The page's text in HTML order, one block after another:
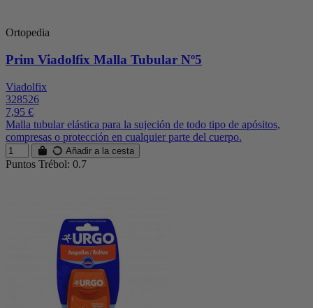
Ortopedia
Prim Viadolfix Malla Tubular Nº5
Viadolfix
328526
7,95 €
Malla tubular elástica para la sujeción de todo tipo de apósitos,
compresas o protección en cualquier parte del cuerpo.
Añadir a la cesta
Puntos Trébol: 0.7